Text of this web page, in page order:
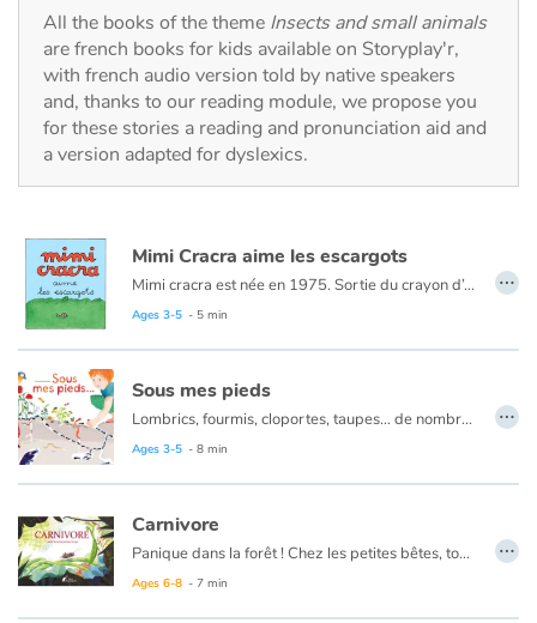
Tales and classics in french
Fable, myth, literature and poetry
Princesses and princes, kings, queens and dragons
Heroines and Heroes
Ecology, nature, seasons
The animals
Travel, epic, investigation, adventure
Around the world
Learning
All the books of the theme Insects and small animals
are french books for kids available on Storyplay'r,
with french audio version told by native speakers
and, thanks to our reading module, we propose you
for these stories a reading and pronunciation aid and
a version adapted for dyslexics.
Mimi Cracra aime les escargots
Mimi cracra est née en 1975. Sortie du crayon d’Agnès Rosenstiehl pour le magazine “Pomme d’api”, cette petite fille aux joues roses et cheveux bruns à laquelle il est facile de s’identifier nous entraîne avec humour dans ses aventures quotidiennes.
Ages 3-5 - 5 min
…
Sous mes pieds
Lombrics, fourmis, cloportes, taupes… de nombreuses petites bêtes vivent sous nos pieds. Quel est le rôle de chacune ? Comment participent-elles à l’enrichissement des sols ?
Ages 3-5 - 8 min
…
Carnivore
Panique dans la forêt ! Chez les petites bêtes, tous les insectes disparaissent. C'est décidé, le grillon va mener l'enquête pour découvrir quelle est la brute épaisse qui les dévore tous et s'engraisse.
Ages 6-8 - 7 min
…